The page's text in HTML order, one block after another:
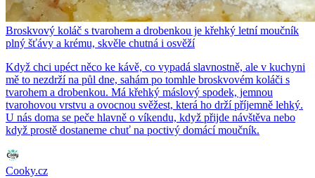
Broskvový koláč s tvarohem a drobenkou je křehký letní moučník
plný šťávy a krému, skvěle chutná i osvěží
Když chci upéct něco ke kávě, co vypadá slavnostně, ale v kuchyni
mě to nezdrží na půl dne, sahám po tomhle broskvovém koláči s
tvarohem a drobenkou. Má křehký máslový spodek, jemnou
tvarohovou vrstvu a ovocnou svěžest, která ho drží příjemně lehký.
U nás doma se peče hlavně o víkendu, když přijde návštěva nebo
když prostě dostaneme chuť na poctivý domácí moučník.
Cooky.cz